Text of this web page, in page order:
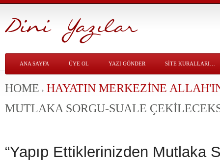
ANA SAYFA ÜYE OL YAZI GÖNDER SITE KURALLARI…
HOME HAYATIN MERKEZINE
MUTLAKA SORGU-SUALE
“Yapıp Ettiklerinizden Mutlaka